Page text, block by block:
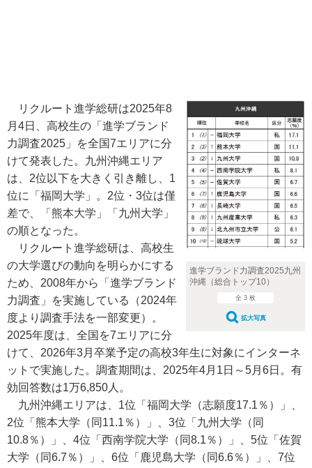
進学ブランド力調査2025九州
沖縄（総合トップ10）
全 3 枚
拡大写真
リクルート進学総研は2025年8
月4日、高校生の「進学ブランド
力調査2025」を全国7エリアに分
けて発表した。九州沖縄エリア
は、2位以下を大きく引き離し、1
位に「福岡大学」。2位・3位は僅
差で、「熊本大学」「九州大学」
の順となった。
リクルート進学総研は、高校生
の大学選びの動向を明らかにする
ため、2008年から「進学ブランド
力調査」を実施している（2024年
度より調査手法を一部変更）。
2025年度は、全国を7エリアに分
けて、2026年3月卒業予定の高校3年生に対象にインターネ
ットで実施した。調査期間は、2025年4月1日～5月6日。有
効回答数は1万6,850人。
九州沖縄エリアは、1位「福岡大学（志願度17.1％）」、
2位「熊本大学（同11.1％）」、3位「九州大学（同
10.8％）」、4位「西南学院大学（同8.1％）」、5位「佐賀
大学（同6.7％）」、6位「鹿児島大学（同6.6％）」、7位